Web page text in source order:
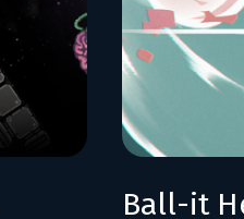
Ball-it